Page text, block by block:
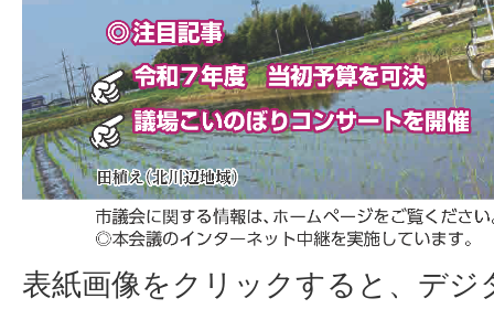
表紙画像をクリックすると、デ